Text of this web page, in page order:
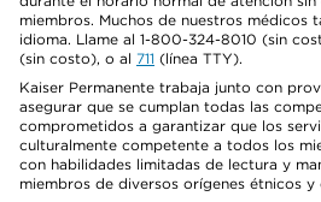
miembros. Muchos de nuestros médicos
idioma. Llame al 1-800-324-8010 (sin
(sin costo), o al 711 (línea TTY).
Kaiser Permanente trabaja junto con
asegurar que se cumplan todas las
comprometidos a garantizar que los
culturalmente competente a todos los
con habilidades limitadas de lectura y
miembros de diversos orígenes étnicos y